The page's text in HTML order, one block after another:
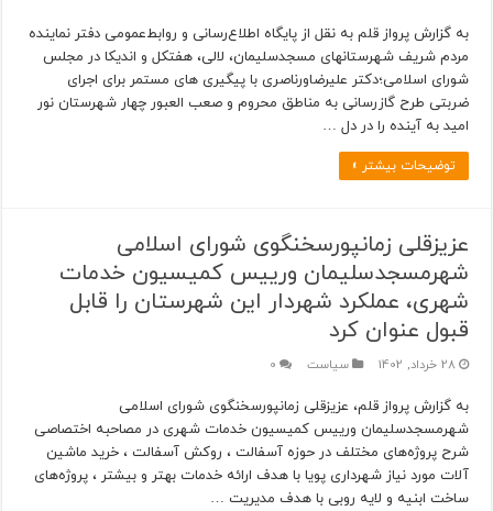
به گزارش پرواز قلم به نقل از پایگاه اطلاع‌رسانی و روابط‌عمومی دفتر نماینده
مردم شریف شهرستانهای مسجدسلیمان، لالی، هفتکل و اندیکا در مجلس
شورای اسلامی؛دکتر علیرضاورناصری با پیگیری های مستمر برای اجرای
ضربتی طرح گازرسانی به مناطق محروم و صعب العبور چهار شهرستان نور
امید به آینده را در دل …
توضیحات بیشتر »
عزیزقلی زمانپورسخنگوی شورای اسلامی
شهرمسجدسلیمان ورییس کمیسیون خدمات
شهری، عملکرد شهردار این شهرستان را قابل
قبول عنوان کرد
28 خرداد, 1402 سیاست 0
به گزارش پرواز قلم، عزیزقلی زمانپورسخنگوی شورای اسلامی
شهرمسجدسلیمان ورییس کمیسیون خدمات شهری در مصاحبه اختصاصی
شرح پروژه‌های مختلف در حوزه آسفالت ، روکش آسفالت ، خرید ماشین
آلات مورد نیاز شهرداری پویا با هدف ارائه خدمات بهتر و بیشتر ، پروژه‌های
ساخت ابنیه و لایه روبی با هدف مدیریت …